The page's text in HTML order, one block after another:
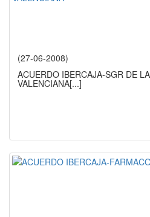
(27-06-2008)
ACUERDO IBERCAJA-SGR DE
VALENCIANA[...]